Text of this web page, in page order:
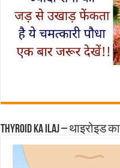
Thyroid ka ilaj – थाइरोइड